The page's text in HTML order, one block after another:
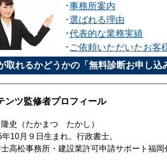
･事務所案内
･選ばれる理由
･代表的な業務実績
･ ご依頼いただいたお客
取れるかどうかの「無料診断お申し込
ツ監修者プロフィール
史
（たかまつ たかし）
10月９日生まれ。行政書士。
高松事務所・建設業許可申請サポート福岡